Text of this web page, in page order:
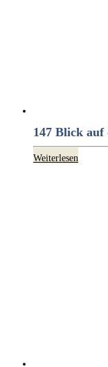
147 Blick auf
Weiterlesen